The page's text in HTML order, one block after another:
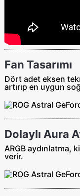
Fan Tasarımı
Dört adet eksen
artırıp en uygun
Dolaylı Aura
ARGB aydınlatma,
verir.